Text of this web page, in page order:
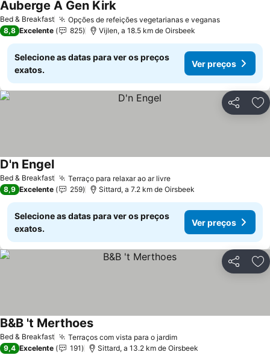
Bed & Breakfast Opções de refeições vegetarianas e veganas
Auberge A Gen Kirk
8,8 Excelente 825 Vijlen, a 18.5 km de Oirsbeek
Selecione as datas para ver os preços
exatos.
Ver preços
Partilhar
Bed & Breakfast Terraço para relaxar ao ar livre
D'n Engel
8,9 Excelente 259 Sittard, a 7.2 km de Oirsbeek
Selecione as datas para ver os preços
exatos.
Ver preços
Partilhar
Bed & Breakfast Terraços com vista para o jardim
B&B 't Merthoes
9,4 Excelente 191 Sittard, a 13.2 km de Oirsbeek